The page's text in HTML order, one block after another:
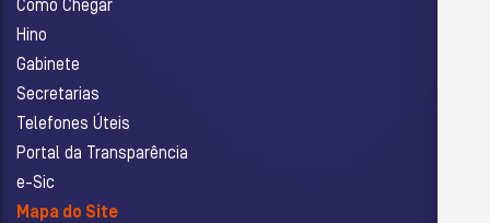
Como Chegar
Hino
Gabinete
Secretarias
Telefones Úteis
Portal da Transparência
e-Sic
Mapa do Site